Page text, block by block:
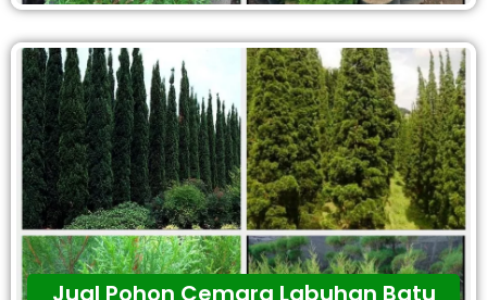
Jual Pohon Cemara Labuhan Batu